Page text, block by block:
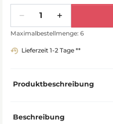
Maximalbestellmenge: 6
Lieferzeit 1-2 Tage **
Produktbeschreibung
Beschreibung